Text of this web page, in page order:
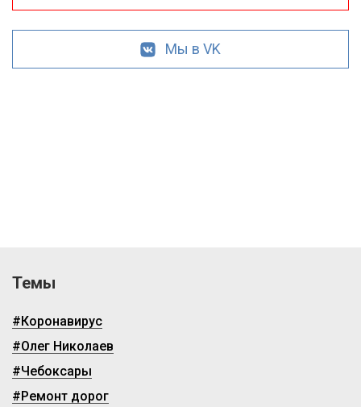
Мы в VK
Темы
#Коронавирус
#Олег Николаев
#Чебоксары
#Ремонт дорог